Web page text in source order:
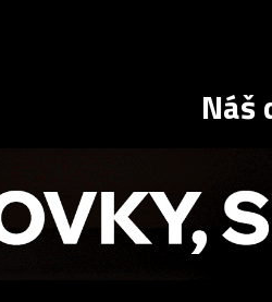
Náš